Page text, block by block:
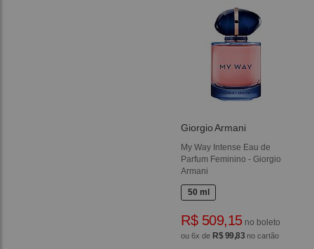
Giorgio Armani
My Way Intense Eau de
Parfum Feminino - Giorgio
Armani
50 ml
R$ 509,15no boleto
ou 6x de R$ 99,83 no cartão